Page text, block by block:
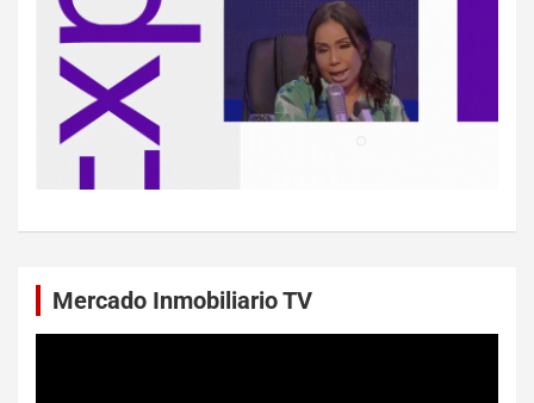
Mercado Inmobiliario TV